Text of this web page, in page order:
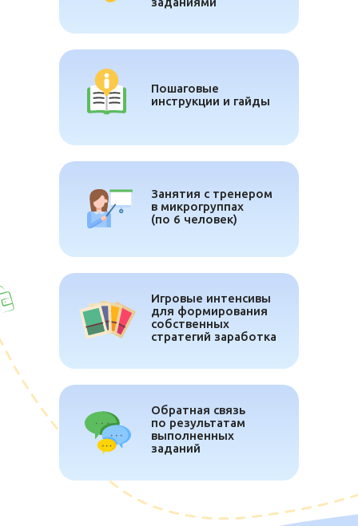
Обратная связь
по результатам
выполненных
заданий
Игровые интенсивы
для формирования
собственных
стратегий заработка
Занятия с тренером
в микрогруппах
(по 6 человек)
Пошаговые
инструкции и гайды